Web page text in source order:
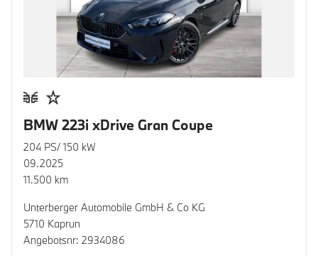
BMW 223i xDrive Gran Coupe
204 PS/ 150 kW
09.2025
11.500 km
Unterberger Automobile GmbH & Co KG
5710 Kaprun
Angebotsnr: 2934086